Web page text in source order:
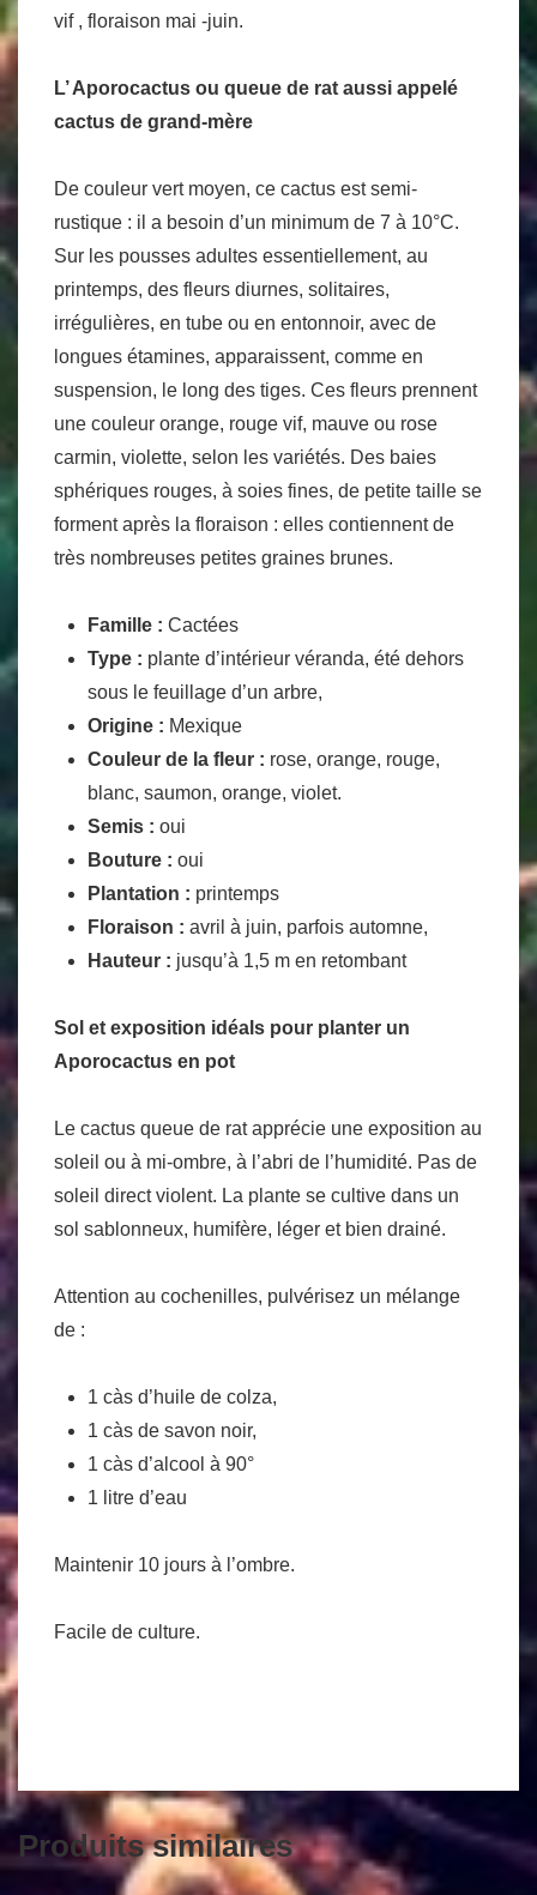
vif , floraison mai -juin.
L’ Aporocactus ou queue de rat aussi appelé
cactus de grand-mère
De couleur vert moyen, ce cactus est semi-
rustique : il a besoin d’un minimum de 7 à 10°C.
Sur les pousses adultes essentiellement, au
printemps, des fleurs diurnes, solitaires,
irrégulières, en tube ou en entonnoir, avec de
longues étamines, apparaissent, comme en
suspension, le long des tiges. Ces fleurs prennent
une couleur orange, rouge vif, mauve ou rose
carmin, violette, selon les variétés. Des baies
sphériques rouges, à soies fines, de petite taille se
forment après la floraison : elles contiennent de
très nombreuses petites graines brunes.
Famille : Cactées
Type : plante d’intérieur véranda, été dehors
sous le feuillage d’un arbre,
Origine : Mexique
Couleur de la fleur : rose, orange, rouge,
blanc, saumon, orange, violet.
Semis : oui
Bouture : oui
Plantation : printemps
Floraison : avril à juin, parfois automne,
Hauteur : jusqu’à 1,5 m en retombant
Sol et exposition idéals pour planter un
Aporocactus en pot
Le cactus queue de rat apprécie une exposition au
soleil ou à mi-ombre, à l’abri de l’humidité. Pas de
soleil direct violent. La plante se cultive dans un
sol sablonneux, humifère, léger et bien drainé.
Attention au cochenilles, pulvérisez un mélange
de :
1 càs d’huile de colza,
1 càs de savon noir,
1 càs d’alcool à 90°
1 litre d’eau
Maintenir 10 jours à l’ombre.
Facile de culture.
Produits similaires